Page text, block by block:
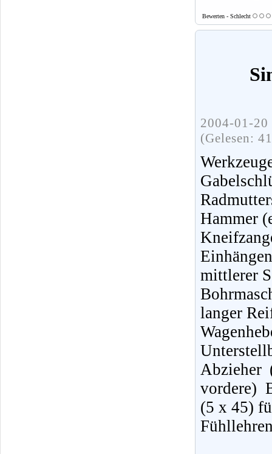
Bewerten - Schlecht
2004-01-
(Gelesen:
Hammer
mittlerer
langer
Abzieher
vordere)
(5 x 45)